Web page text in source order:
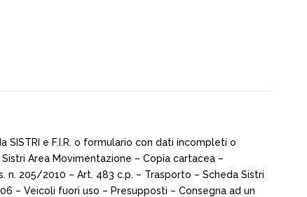
e F.I.R. o formulario con dati incompleti o
Area Movimentazione – Copia cartacea –
n. 205/2010 – Art. 483 c.p. – Trasporto – Scheda Sistri
– Veicoli fuori uso – Presupposti – Consegna ad un